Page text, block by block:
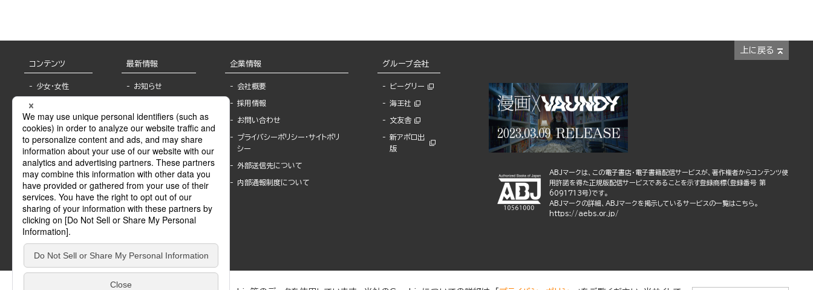
上に戻る
コンテンツ
少女・女性
BL
ライトノベル
青年・一般
グラビア・写真
モーター誌
SPECIAL
Sublicense
最新情報
お知らせ
報
書店様へ
海外ライセンシー
公式SNSアカウ
ント
作家一覧
Keyword list
Author list
企業情報
会社概要
採用情報
お問い合わせ
プライバシーポリシー・サイトポリ
シー
外部送信先について
内部通報制度について
グループ会社
ビーグリー
海王社
文友舎
新アポロ出
版
ABJマークは、この電子書店・電子書籍配信サービスが、著作権者からコンテンツ使
用許諾を得た正規版配信サービスであることを示す登録商標(登録番号 第
6091713号)です。
ABJマークの詳細、ABJマークを掲示しているサービスの一覧はこちら。
https://aebs.or.jp/